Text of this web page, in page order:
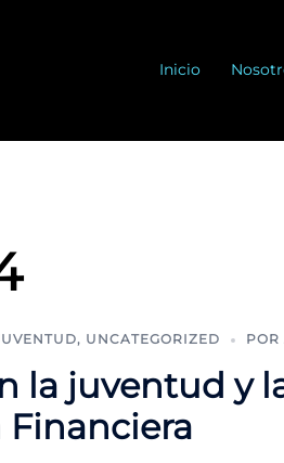
Inicio
, UNCATEGORIZED POR
la juventud y